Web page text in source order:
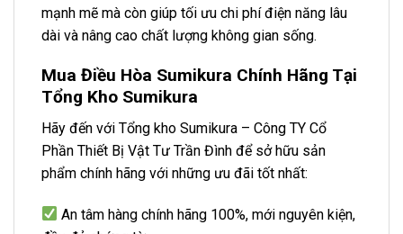
mạnh mẽ mà còn giúp tối ưu chi phí điện năng lâu
dài và nâng cao chất lượng không gian sống.
Mua Điều Hòa Sumikura Chính Hãng Tại
Tổng Kho Sumikura
Hãy đến với Tổng kho Sumikura – Công TY Cổ
Phần Thiết Bị Vật Tư Trần Đình để sở hữu sản
phẩm chính hãng với những ưu đãi tốt nhất:
An tâm hàng chính hãng 100%, mới nguyên kiện,